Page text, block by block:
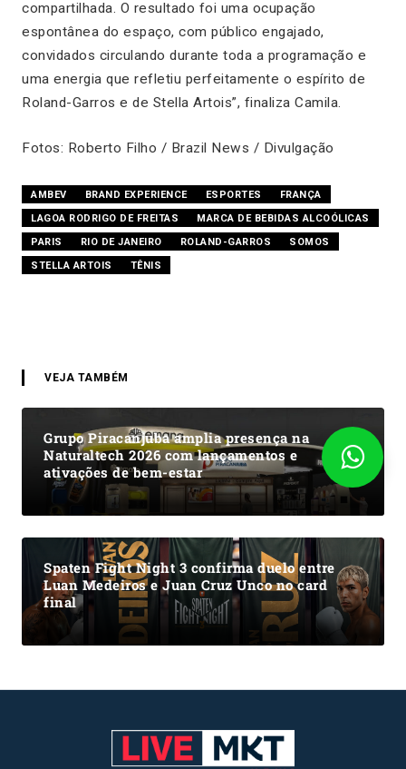
compartilhada. O resultado foi uma ocupação
espontânea do espaço, com público engajado,
convidados circulando durante toda a programação e
uma energia que refletiu perfeitamente o espírito de
Roland-Garros e de Stella Artois”, finaliza Camila.
Fotos: Roberto Filho / Brazil News / Divulgação
AMBEV BRAND EXPERIENCE ESPORTES
FRANÇA
LAGOA RODRIGO DE FREITAS
MARCA DE BEBIDAS ALCOÓLICAS
PARIS
RIO DE JANEIRO ROLAND-GARROS
SOMOS
STELLA ARTOIS
TÊNIS
VEJA TAMBÉM
Grupo Piracanjuba amplia presença na
Naturaltech 2026 com lançamentos e
ativações de bem-estar
Spaten Fight Night 3 confirma duelo entre
Luan Medeiros e Juan Cruz Unco no card
final